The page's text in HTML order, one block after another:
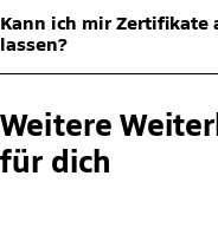
du nur einen Laptop/
Präsenzklausuren werden
samstags um 9:00 Uhr
Hier findest du eine
https://www.fernstudium-
Werdegang und
Kann ich mir Zertifikate
lassen?
diese bei inhaltlich
geprüft werden. Die
Studienberatung/
Weitere
für dich